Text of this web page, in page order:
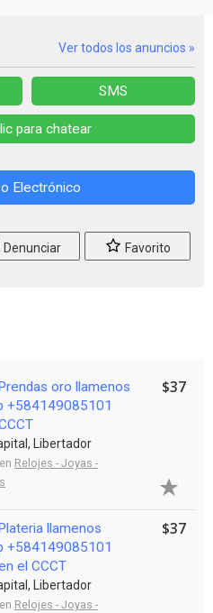
Ver todos los anuncios »
SMS
para chatear
Electrónico
Denunciar Favorito
oro llamenos
+584149085101
Libertador
Relojes - Joyas -
$37
llamenos
+584149085101
el CCCT
Libertador
Relojes - Joyas -
$37